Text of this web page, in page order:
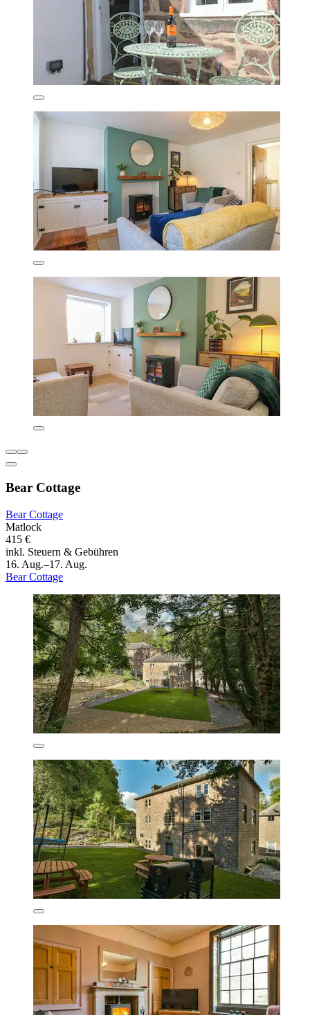
Bear Cottage
Bear Cottage
Matlock
415 €
inkl. Steuern & Gebühren
16. Aug.–17. Aug.
Bear Cottage